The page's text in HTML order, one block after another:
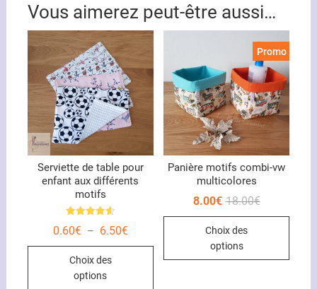
Vous aimerez peut-être aussi…
Serviette de table pour
enfant aux différents
motifs
4.60
0.60€ – 6.50€Plage
prix :
Choix des
options
Ce
Promo !
Panière motifs combi-vw
multicolores
18.00€Le
initial
8.00€
Le
actuel
Choix des
options
Ce